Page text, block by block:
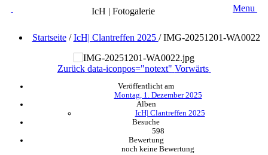
IcH | Fotogalerie Menu
Startseite/IcH| Clantreffen 2025 /IMG-20251201-WA0022
Zurück data-iconpos="notext" Vorwärts
Veröffentlicht am
Montag, 1. Dezember 2025
Alben
IcH| Clantreffen 2025
Besuche
598
Bewertung
noch keine Bewertung